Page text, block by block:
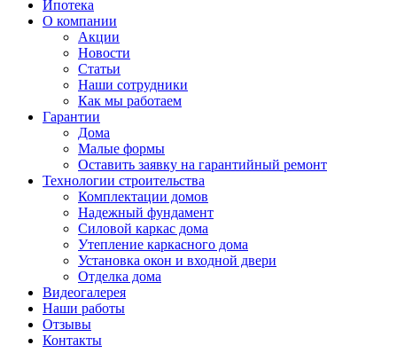
Ипотека
О компании
Акции
Новости
Статьи
Наши сотрудники
Как мы работаем
Гарантии
Дома
Малые формы
Оставить заявку на гарантийный ремонт
Технологии строительства
Комплектации домов
Надежный фундамент
Силовой каркас дома
Утепление каркасного дома
Установка окон и входной двери
Отделка дома
Видеогалерея
Наши работы
Отзывы
Контакты